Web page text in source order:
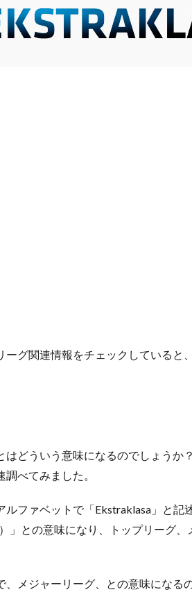
ーグ関連情報をチェックしていると
はどういう意味になるのでしょうか？
べてみました。
ルファベットで「Ekstraklasa」と
」との意味になり、トップリーグ
メジャーリーグ、との意味になる